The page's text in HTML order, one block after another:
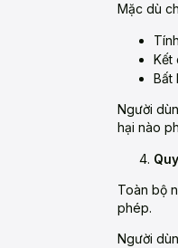
Mặc dù
Kết
Bất
Người
hại nào
Toàn bộ
phép.
Người